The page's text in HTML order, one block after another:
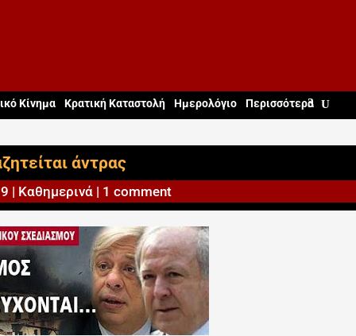
Κίνημα Κρατική Καταστολή Ημερολόγιο Περισσότερα
άντρας
| Καθημερινά | 1 comment